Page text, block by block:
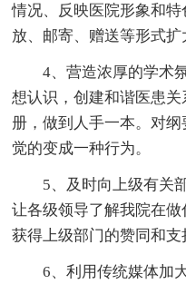
情况、反映医院形象和
放、邮寄、赠送等形式扩
4、营造浓厚的学术氛
想认识，创建和谐医患
册，做到人手一本。对
觉的变成一种行为。
5、及时向上级有关部
让各级领导了解我院在
获得上级部门的赞同和支
6、利用传统媒体加大